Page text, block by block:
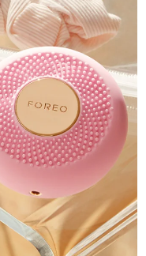
& balm
skincare
for young skin
toothbrush
Set
& 18% PAP gel
aging
aging setLED mask
scalp massager
serum
年轻化
Therapy
Therapy
预计送达日期8/12/26
预计送达日期8/16/26
预计送达日期8/12/26
预计送达日期8/13/26
预计送达日期 8/12/26
预计送达日期 8/12/26
预计送达日期8/12/26